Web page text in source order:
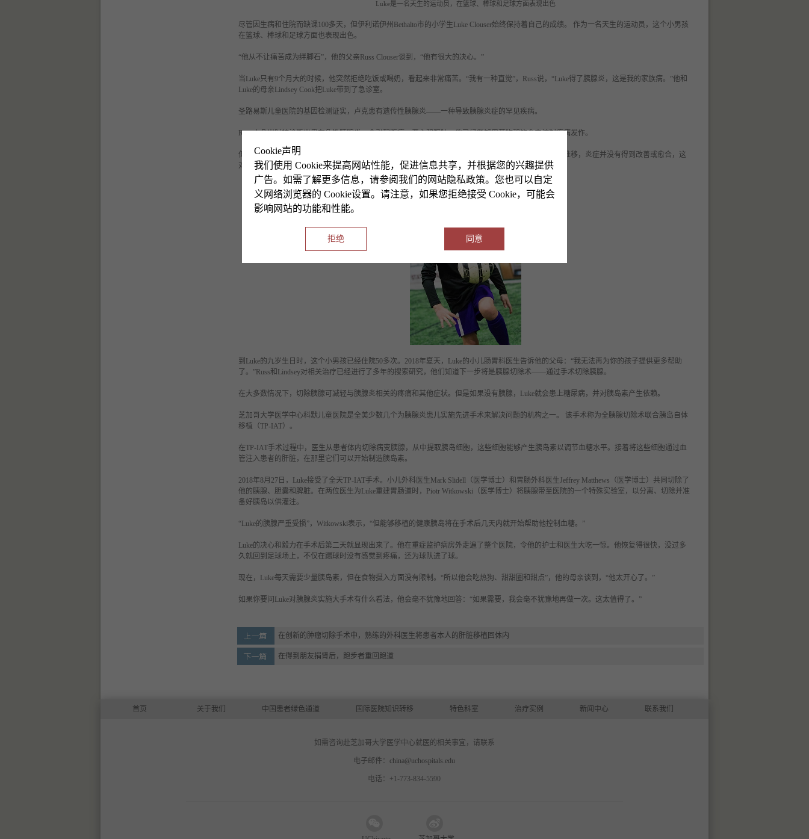
Luke是一名天生的运动员，在篮球、棒球和足球方面表现出色
尽管因生病和住院而缺课100多天，但伊利诺伊州Bethalto市的小学生Luke Clouser始终保持着自己的成绩。 作为一名天生的运动员，这个小男孩
在篮球、棒球和足球方面也表现出色。
“他从不让痛苦成为绊脚石”，他的父亲 Russ Clouser谈到，“他有很大的决心。”
当 Luke只有9个月大的时候，他突然拒绝吃饭或喝奶，看起来非常痛苦。“我有一种直觉”，Russ说，“Luke得了胰腺炎，这是我的家族病。”他和
Luke的母亲Lindsey Cook把Luke带到了急诊室。
圣路易斯儿童医院的基因检测证实，卢克患有遗传性胰腺炎——一种导致胰腺炎症的罕见疾病。
Russ十几岁时被诊断出患有急性胰腺炎，会引起腹痛、恶心和呕吐。他已经能够用药物和饮食来控制疾病发作。
但对
Luke而言，胰腺炎成为一种慢性和进行性疾病。随着时间的推移炎症没有改善或愈合，随着时间的推移，炎症并没有得到改善或愈合，这
对他的胰腺造成了不可逆转的损害，需要每天服用止痛药。
到 Luke的九岁生日时，这个小男孩已经住院50多次。2018年夏天，Luke的小儿肠胃科医生告诉他的父母：“我无法再为你的孩子提供更多帮助
了。”Russ和Lindsey对相关治疗已经进行了多年的搜索研究，他们知道下一步将是胰腺切除术——通过手术切除胰腺。
在大多数情况下，切除胰腺可减轻与胰腺炎相关的疼痛和其他症状。但是如果没有胰腺， Luke就会患上糖尿病，并对胰岛素产生依赖。
芝加哥大学医学中心科默儿童医院是全美少数几个为胰腺炎患儿实施先进手术来解决问题的机构之一。 该手术称为全胰腺切除术联合胰岛自体
移植（TP-IAT）。
在TP-IAT手术过程中，医生从患者体内切除病变胰腺，从中提取胰岛细胞，这些细胞能够产生胰岛素以调节血糖水平。接着将这些细胞通过血
管注入患者的肝脏，在那里它们可以开始制造胰岛素。
2018年8月27日，Luke接受了全天TP-IAT手术。小儿外科医生Mark Slidell（医学博士）和胃肠外科医生Jeffrey Matthews（医学博士）共同切除了
他的胰腺、胆囊和脾脏。在两位医生为Luke重建胃肠道时，Piotr Witkowski（医学博士）将胰腺带至医院的一个特殊实验室，以分离、切除并准
备好胰岛以供灌注。
“ Luke的胰腺严重受损”，Witkowski表示，“但能够移植的健康胰岛将在手术后几天内就开始帮助他控制血糖。”
Luke的决心和毅力在手术后第二天就显现出来了。他在重症监护病房外走遍了整个医院，令他的护士和医生大吃一惊。他恢复得很快，没过多
久就回到足球场上，不仅在踢球时没有感觉到疼痛，还为球队进了球。
现在， Luke每天需要少量胰岛素，但在食物摄入方面没有限制。“所以他会吃热狗、甜甜圈和甜点”，他的母亲谈到，“他太开心了。”
如果你要问 Luke对胰腺炎实施大手术有什么看法，他会毫不犹豫地回答：“如果需要，我会毫不犹豫地再做一次。这太值得了。”
在创新的肿瘤切除手术中，熟练的外科医生将患者本人的肝脏移植回体内
在得到朋友捐肾后，跑步者重回跑道
首页 关于我们 中国患者绿色通道 国际医院知识转移 特色科室 治疗实例 新闻中心 联系我们
如需咨询赴芝加哥大学医学中心就医的相关事宜，请联系
电子邮件：china@uchospitals.edu
电话：+1-773-834-5590
Cookie声明
我们使用 Cookie来提高网站性能，促进信息共享，并根据您的兴趣提供
广告。如需了解更多信息，请参阅我们的网站隐私政策。您也可以自定
义网络浏览器的 Cookie设置。请注意，如果您拒绝接受 Cookie，可能会
影响网站的功能和性能。
拒绝 同意